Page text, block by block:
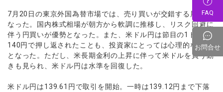
7月20日の東京外国為替市場では、売り買いが交錯する展開と
なった。国内株式相場が朝方から軟調に推移し、リスク回避に
伴う円買いが優勢となった。また、米ドル円は節目の1ドル
140円で押し返されたことも、投資家にとっては心理的な重石
となった。ただし、米長期金利の上昇に伴って米ドルを買う動
きも見られ、米ドル円は水準を回復した。
米ドル円は139.61円で取引を開始。一時は139.12円まで下落
FAQ
お問合せ